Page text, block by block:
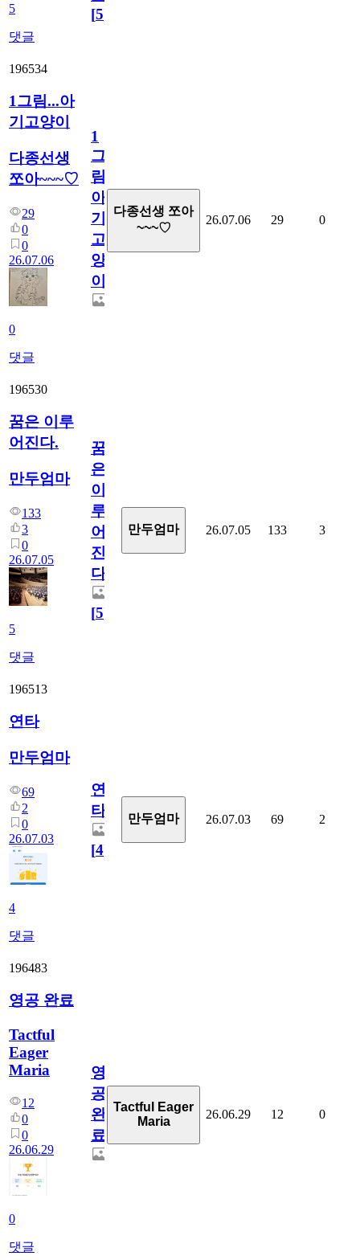
5
댓글
[5]
196534
1그림...아
기고양이
다종선생
쪼아~~~♡
29
0
0
26.07.06
0
댓글
1
그
림...
아
기
고
양
이
다종선생 쪼아
~~~♡
26.07.06 29 0
196530
꿈은 이루
어진다.
만두엄마
133
3
0
26.07.05
5
댓글
꿈
은
이
루
어
진
다.
[5]
만두엄마 26.07.05 133 3
196513
연타
만두엄마
69
2
0
26.07.03
4
댓글
연
타
[4]
만두엄마 26.07.03 69 2
196483
영공 완료
Tactful
Eager
Maria
12
0
0
26.06.29
0
댓글
영
공
완
료
Tactful Eager
Maria
26.06.29 12 0